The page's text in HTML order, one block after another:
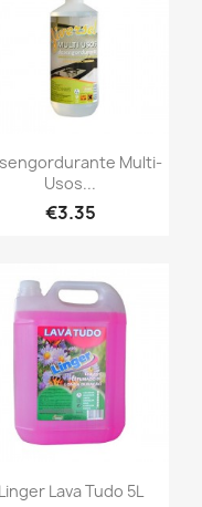
Multi-
Usos...
€3.35
Linger Lava Tudo 5L